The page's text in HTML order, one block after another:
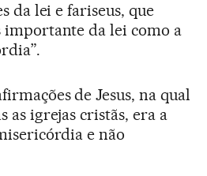
da lei e fariseus, que
importante da lei como a
de Jesus, na qual
as igrejas cristãs, era a
e não